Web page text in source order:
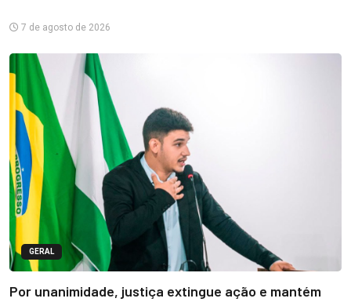
7 de agosto de 2026
GERAL
Por unanimidade, justiça extingue ação e mantém